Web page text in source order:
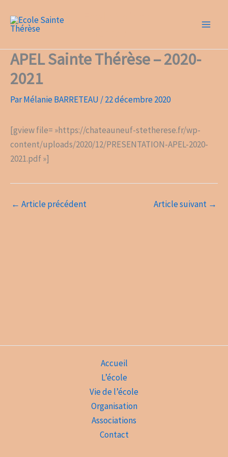
contenu
APEL Sainte Thérèse – 2020-
2021
ParMélanie BARRETEAU /22 décembre 2020
[gview file= »https://chateauneuf-stetherese.fr/wp-
content/uploads/2020/12/PRESENTATION-APEL-2020-
2021.pdf »]
← Article précédent Article suivant →
Accueil
L’école
Vie de l’école
Organisation
Associations
Contact